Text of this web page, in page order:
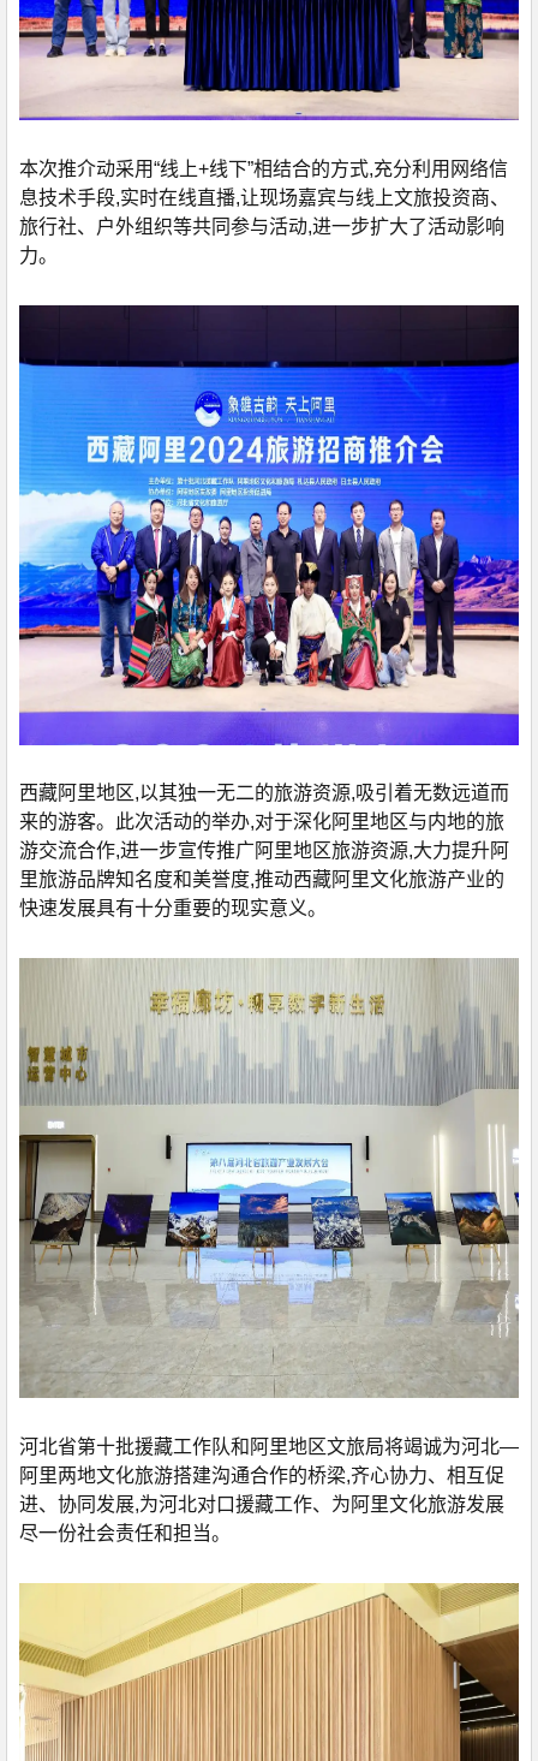
本次推介动采用“线上+线下”相结合的方式,充分利用网络信
息技术手段,实时在线直播,让现场嘉宾与线上文旅投资商、
旅行社、户外组织等共同参与活动,进一步扩大了活动影响
力。
西藏阿里地区,以其独一无二的旅游资源,吸引着无数远道而
来的游客。此次活动的举办,对于深化阿里地区与内地的旅
游交流合作,进一步宣传推广阿里地区旅游资源,大力提升阿
里旅游品牌知名度和美誉度,推动西藏阿里文化旅游产业的
快速发展具有十分重要的现实意义。
河北省第十批援藏工作队和阿里地区文旅局将竭诚为河北—
阿里两地文化旅游搭建沟通合作的桥梁,齐心协力、相互促
进、协同发展,为河北对口援藏工作、为阿里文化旅游发展
尽一份社会责任和担当。